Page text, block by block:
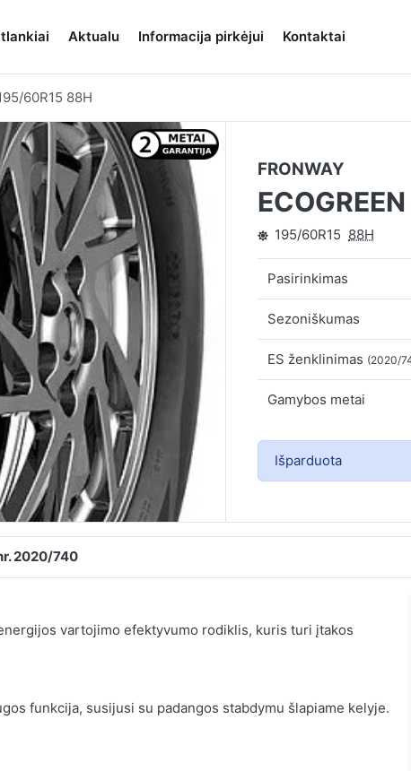
Aktualu Informacija pirkėjui Kontaktai
60R15 88H
FRONWAY
195/60R15 88H
Pasirinkimas
Sezoniškumas
ES ženklinimas (2020/
Gamybos metai
Išparduota
2020/740
vartojimo efektyvumo rodiklis, kuris turi įtakos
funkcija, susijusi su padangos stabdymu šlapiame kelyje.